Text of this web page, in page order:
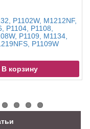
P1102W, M1212NF,
P1104, P1108,
P1109, M1134,
P1109W
В корзину